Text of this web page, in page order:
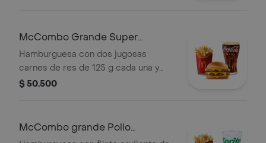
grande a elección.
McCombo Grande Super
Cheddar Lover
Hamburguesa con dos jugosas
carnes de res de 125 g cada una y
cinco quesos cremosos.
$ 50.500
McCombo grande Pollo